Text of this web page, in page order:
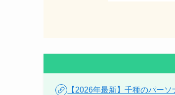
【2026年最新】千種のパー